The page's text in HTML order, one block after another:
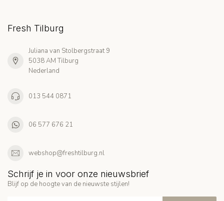
Fresh Tilburg
Juliana van Stolbergstraat 9
5038 AM Tilburg
Nederland
013 544 0871
06 577 676 21
webshop@freshtilburg.nl
Schrijf je in voor onze nieuwsbrief
Blijf op de hoogte van de nieuwste stijlen!